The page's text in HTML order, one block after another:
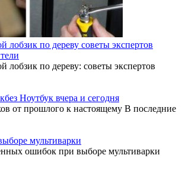
лобзик по дереву советы экспертов
лобзик по дереву: советы экспертов
Ноутбук вчера и сегодня
от прошлого к настоящему В последние
мультиварки
ошибок при выборе мультиварки